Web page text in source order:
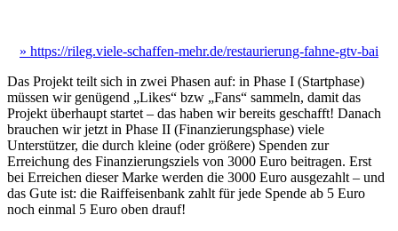
» https://rileg.viele-schaffen-mehr.de/restaurierung-fahne-gtv-bai
Das Projekt teilt sich in zwei Phasen auf: in Phase I (Startphase)
müssen wir genügend „Likes“ bzw „Fans“ sammeln, damit das
Projekt überhaupt startet – das haben wir bereits geschafft! Danach
brauchen wir jetzt in Phase II (Finanzierungsphase) viele
Unterstützer, die durch kleine (oder größere) Spenden zur
Erreichung des Finanzierungsziels von 3000 Euro beitragen. Erst
bei Erreichen dieser Marke werden die 3000 Euro ausgezahlt – und
das Gute ist: die Raiffeisenbank zahlt für jede Spende ab 5 Euro
noch einmal 5 Euro oben drauf!